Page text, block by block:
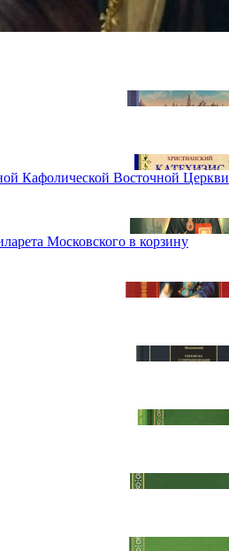
Кафолической Восточной Церкви
Московского в корзину